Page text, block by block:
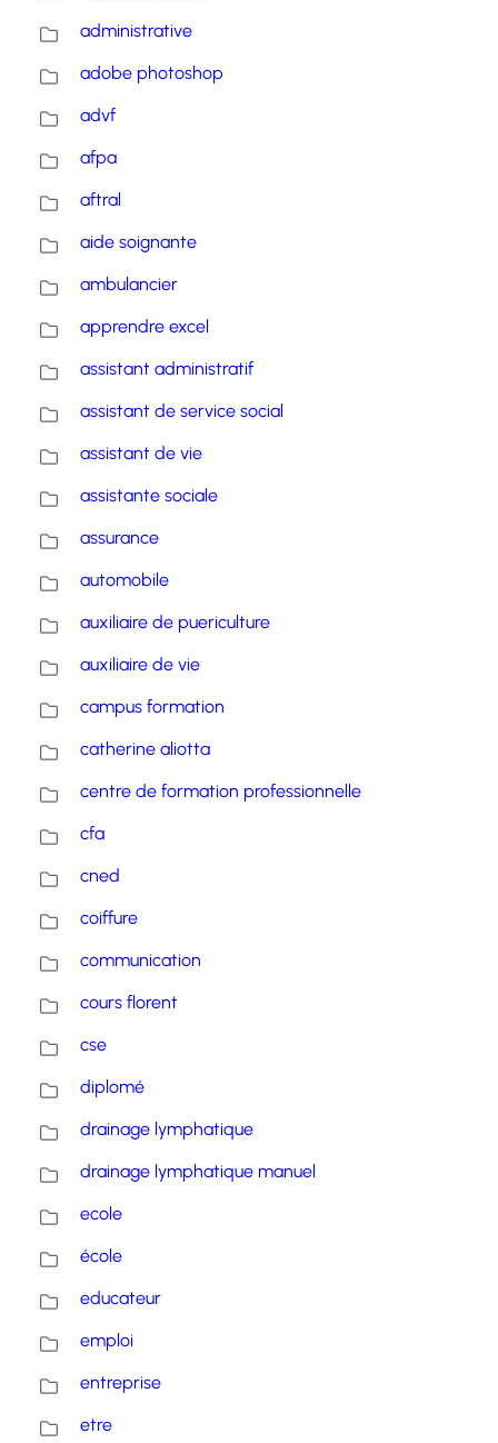
administrative
adobe photoshop
advf
afpa
aftral
aide soignante
ambulancier
apprendre excel
assistant administratif
assistant de service social
assistant de vie
assistante sociale
assurance
automobile
auxiliaire de puericulture
auxiliaire de vie
campus formation
catherine aliotta
centre de formation professionnelle
cfa
cned
coiffure
communication
cours florent
cse
diplomé
drainage lymphatique
drainage lymphatique manuel
ecole
école
educateur
emploi
entreprise
etre